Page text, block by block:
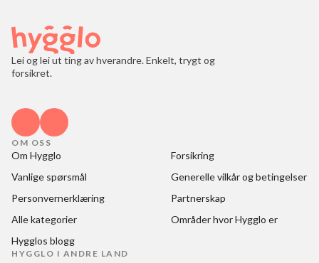
Lei og lei ut ting av hverandre. Enkelt, trygt og
forsikret.
OM OSS
Om Hygglo
Forsikring
Vanlige spørsmål
Generelle vilkår og betingelser
Personvernerklæring
Partnerskap
Alle kategorier
Områder hvor Hygglo er
Hygglos blogg
HYGGLO I ANDRE LAND